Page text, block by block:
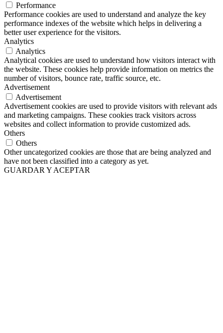
Performance
Performance cookies are used to understand and analyze the key
performance indexes of the website which helps in delivering a
better user experience for the visitors.
Analytics
Analytics
Analytical cookies are used to understand how visitors interact with
the website. These cookies help provide information on metrics the
number of visitors, bounce rate, traffic source, etc.
Advertisement
Advertisement
Advertisement cookies are used to provide visitors with relevant ads
and marketing campaigns. These cookies track visitors across
websites and collect information to provide customized ads.
Others
Others
Other uncategorized cookies are those that are being analyzed and
have not been classified into a category as yet.
GUARDAR Y ACEPTAR